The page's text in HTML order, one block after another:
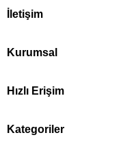
İletişim
Kurumsal
Hızlı Erişim
Kategoriler